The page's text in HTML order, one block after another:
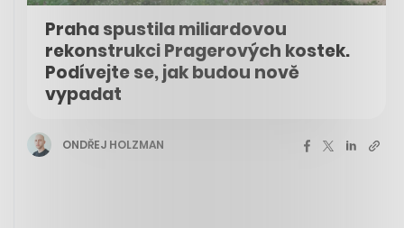
Praha spustila miliardovou
rekonstrukci Pragerových kostek.
Podívejte se, jak budou nově
vypadat
ONDŘEJ HOLZMAN